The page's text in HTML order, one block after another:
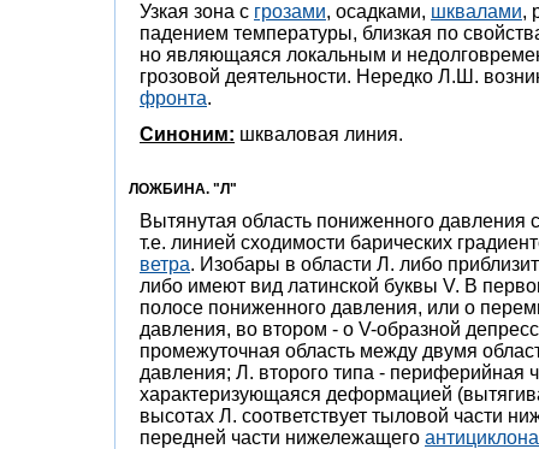
Узкая зона с грозами, осадками, шквалами,
падением температуры, близкая по
но являющаяся локальным и
грозовой деятельности. Нередко Л.Ш.
фронта.
Синоним: шкваловая линия.
ЛОЖБИНА. "Л"
Вытянутая область пониженного давления
т.е. линией сходимости барических
ветра. Изобары в области Л. либо
либо имеют вид латинской буквы V. В
полосе пониженного давления, или о
давления, во втором - о V-образной
промежуточная область между двумя
давления; Л. второго типа - периферийная
характеризующаяся деформацией
высотах Л. соответствует тыловой части
передней части нижележащего антициклона